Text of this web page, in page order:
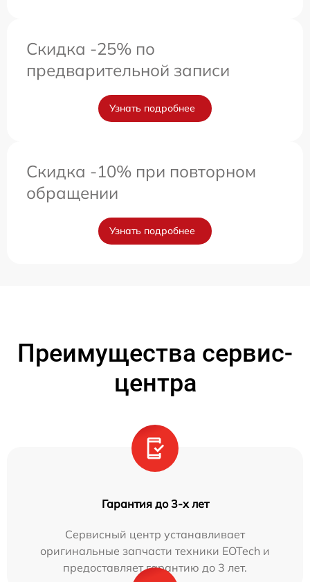
Скидка -25% по
предварительной записи
Узнать подробнее
Скидка -10% при повторном
обращении
Узнать подробнее
Преимущества сервис-
центра
Гарантия до 3-х лет
Сервисный центр устанавливает
оригинальные запчасти техники EOTech и
предоставляет гарантию до 3 лет.